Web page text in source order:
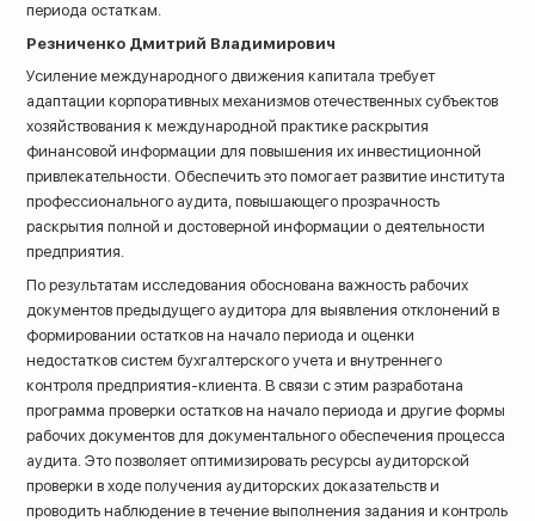
периода остаткам.
Резниченко Дмитрий Владимирович
Усиление международного движения капитала требует
адаптации корпоративных механизмов отечественных субъектов
хозяйствования к международной практике раскрытия
финансовой информации для повышения их инвестиционной
привлекательности. Обеспечить это помогает развитие института
профессионального аудита, повышающего прозрачность
раскрытия полной и достоверной информации о деятельности
предприятия.
По результатам исследования обоснована важность рабочих
документов предыдущего аудитора для выявления отклонений в
формировании остатков на начало периода и оценки
недостатков систем бухгалтерского учета и внутреннего
контроля предприятия-клиента. В связи с этим разработана
программа проверки остатков на начало периода и другие формы
рабочих документов для документального обеспечения процесса
аудита. Это позволяет оптимизировать ресурсы аудиторской
проверки в ходе получения аудиторских доказательств и
проводить наблюдение в течение выполнения задания и контроль